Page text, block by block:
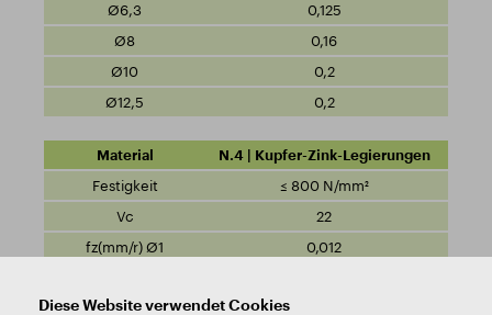
0,125
0,16
0,2
0,2
N.4 | Kupfer-Zink-Legierungen
≤ 800 N/mm²
22
0,012
Diese Website verwendet Cookies